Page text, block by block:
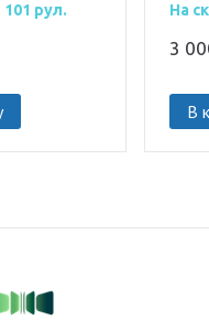
рул. На
3
В